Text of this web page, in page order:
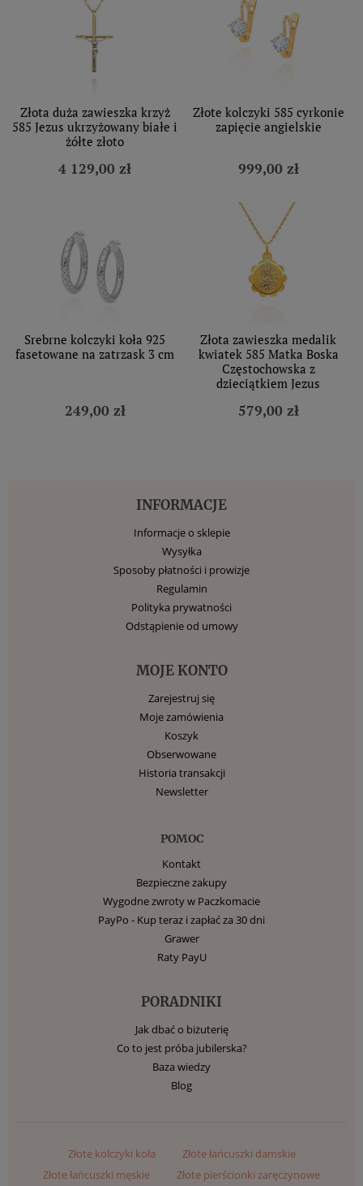
Złota duża zawieszka krzyż
585 Jezus ukrzyżowany białe i
żółte złoto
4 129,00 zł
Złote kolczyki 585 cyrkonie
zapięcie angielskie
999,00 zł
Srebrne kolczyki koła 925
fasetowane na zatrzask 3 cm
249,00 zł
Złota zawieszka medalik
kwiatek 585 Matka Boska
Częstochowska z
dzieciątkiem Jezus
579,00 zł
INFORMACJE
Informacje o sklepie
Wysyłka
Sposoby płatności i prowizje
Regulamin
Polityka prywatności
Odstąpienie od umowy
MOJE KONTO
Zarejestruj się
Moje zamówienia
Koszyk
Obserwowane
Historia transakcji
Newsletter
POMOC
Kontakt
Bezpieczne zakupy
Wygodne zwroty w Paczkomacie
PayPo - Kup teraz i zapłać za 30 dni
Grawer
Raty PayU
PORADNIKI
Jak dbać o biżuterię
Co to jest próba jubilerska?
Baza wiedzy
Blog
Złote kolczyki koła
Złote łańcuszki damskie
Złote łańcuszki męskie
Złote pierścionki zaręczynowe